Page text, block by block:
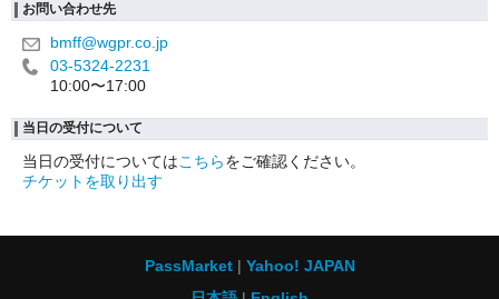
お問い合わせ先
bmff@wgpr.co.jp
03-5324-2231
10:00〜17:00
当日の受付について
当日の受付についてはこちらをご確認ください。
チケットを取り出す
PassMarket
Yahoo! JAPAN